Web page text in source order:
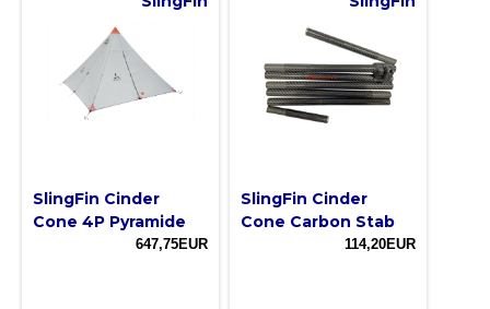
SlingFin Cinder
Cone 4P Pyramide
647,75EUR
SlingFin Cinder
Cone Carbon Stab
114,20EUR